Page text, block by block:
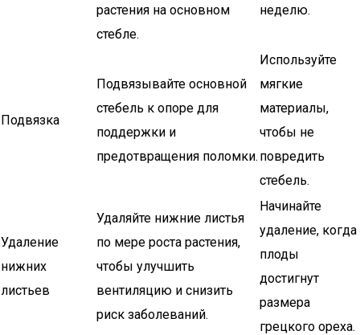
растения на основном
стебле.
неделю.
Подвязка
Подвязывайте основной
стебель к опоре для
поддержки и
предотвращения поломки.
Используйте
мягкие
материалы,
чтобы не
повредить
стебель.
Удаление
нижних
листьев
Удаляйте нижние листья
по мере роста растения,
чтобы улучшить
вентиляцию и снизить
риск заболеваний.
Начинайте
удаление, когда
плоды
достигнут
размера
грецкого ореха.